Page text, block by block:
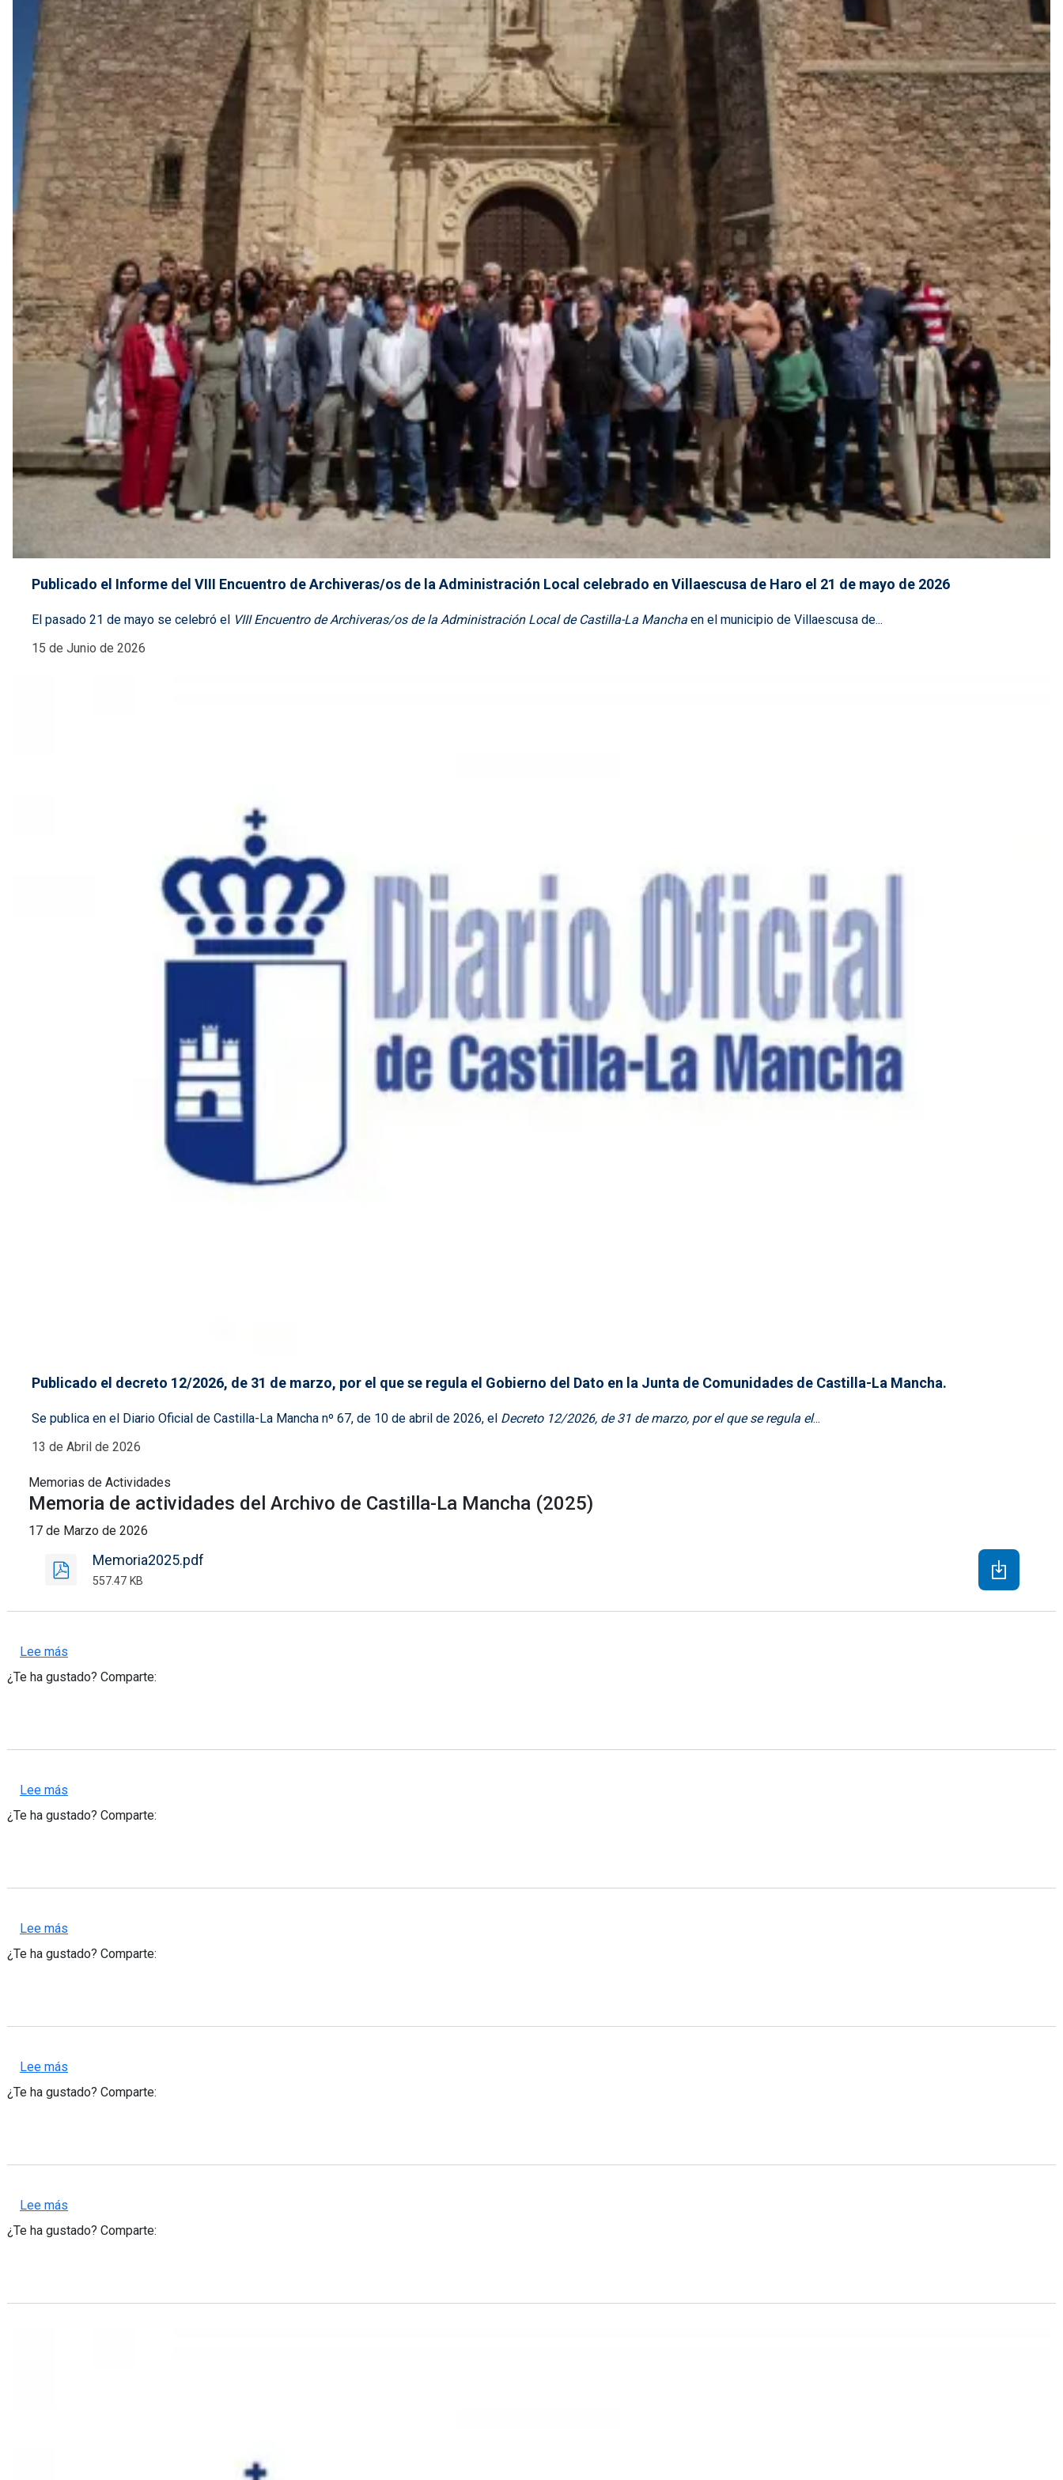
Publicado el Informe del VIII Encuentro de Archiveras/os de la Administración Local celebrado en Villaescusa de Haro el 21 de mayo de 2026
El pasado 21 de mayo se celebró el VIII Encuentro de Archiveras/os de la Administración Local de Castilla-La Mancha en el municipio de Villaescusa de...
15 de Junio de 2026
Publicado el decreto 12/2026, de 31 de marzo, por el que se regula el Gobierno del Dato en la Junta de Comunidades de Castilla-La Mancha.
Se publica en el Diario Oficial de Castilla-La Mancha nº 67, de 10 de abril de 2026, el Decreto 12/2026, de 31 de marzo, por el que se regula el...
13 de Abril de 2026
Memorias de Actividades
Memoria de actividades del Archivo de Castilla-La Mancha (2025)
17 de Marzo de 2026
Memoria2025.pdf
557.47 KB
Lee más
¿Te ha gustado? Comparte:
Lee más
¿Te ha gustado? Comparte:
Lee más
¿Te ha gustado? Comparte:
Lee más
¿Te ha gustado? Comparte:
Lee más
¿Te ha gustado? Comparte: